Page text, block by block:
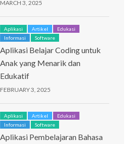
MARCH 3, 2025
Aplikasi Artikel
Edukasi
Informasi
Software
Aplikasi Belajar Coding untuk
Anak yang Menarik dan
Edukatif
FEBRUARY 3, 2025
Aplikasi Artikel
Edukasi
Informasi
Software
Aplikasi Pembelajaran Bahasa